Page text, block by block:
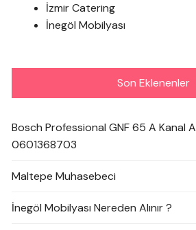
İzmir Catering
İnegöl Mobilyası
Son Eklenenler
Bosch Professional GNF 65 A Kanal
0601368703
Maltepe Muhasebeci
İnegöl Mobilyası Nereden Alınır ?